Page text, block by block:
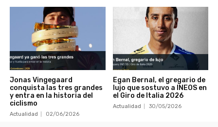
Jonas Vingegaard
conquista las tres grandes
y entra en la historia del
ciclismo
Actualidad 02/06/2026
Egan Bernal, el gregario de
lujo que sostuvo a INEOS en
el Giro de Italia 2026
Actualidad 30/05/2026